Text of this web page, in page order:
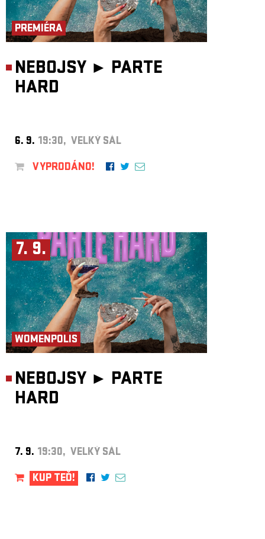
PREMIÉRA
NEBOJSY ► PARTE
HARD
6. 9. 19:30, VELKÝ SÁL
VYPRODÁNO!
7. 9.
WOMENPOLIS
NEBOJSY ► PARTE
HARD
7. 9. 19:30, VELKÝ SÁL
KUP TEĎ!